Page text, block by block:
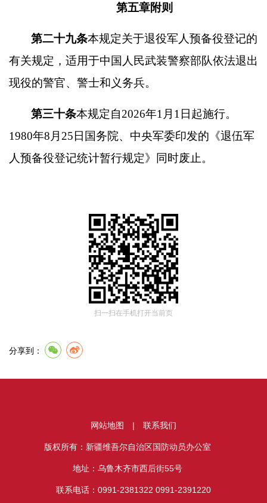
第五章附则
第二十九条本规定关于退役军人预备役登记的
有关规定，适用于中国人民武装警察部队依法退出
现役的警官、警士和义务兵。
第三十条本规定自2026年1 月 1 日起施行。
1980年8 月 25 日国务院、中央军委印发的《退伍军
人预备役登记统计暂行规定》同时废止。
扫一扫在手机打开当前页
分享到：
网站地图 | 联系我们
版权所有：新疆维吾尔自治区国防动员办公室
地址：乌鲁木齐市西后街55号
联系电话：0991-2381322 0991-2391220